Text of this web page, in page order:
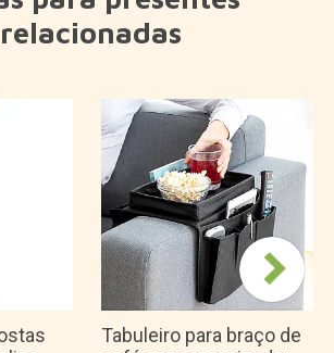
relacionadas
Tabuleiro para braço de